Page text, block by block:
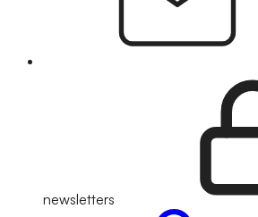
newsletters